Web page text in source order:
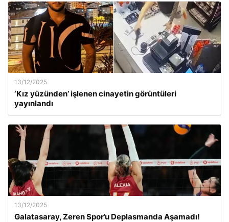
13/12/2025
‘Kız yüzünden’ işlenen cinayetin görüntüleri
yayınlandı
13/12/2025
Galatasaray, Zeren Spor’u Deplasmanda Aşamadı!